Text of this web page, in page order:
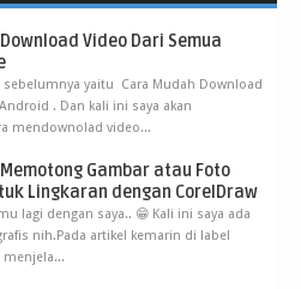
Video Dari Semua
sebelumnya yaitu Cara Mudah Download
. Dan kali ini saya akan
mendownolad video...
Gambar atau Foto
Lingkaran dengan CorelDraw
lagi dengan saya.. 😁 Kali ini saya ada
nih.Pada artikel kemarin di label
menjela...